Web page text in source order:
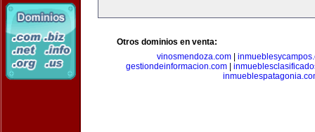
Otros dominios en venta:
vinosmendoza.com|
gestiondeinformacion.com